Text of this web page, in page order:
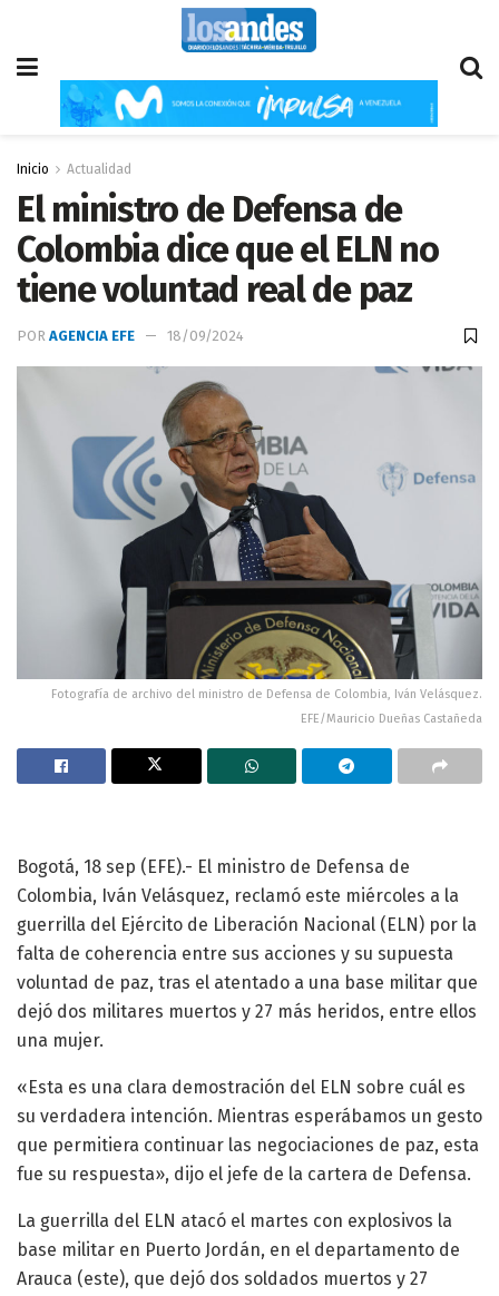
Inicio Actualidad
El ministro de Defensa de
Colombia dice que el ELN no
tiene voluntad real de paz
POR AGENCIA EFE 18/09/2024
Fotografía de archivo del ministro de Defensa de Colombia, Iván Velásquez.
EFE/Mauricio Dueñas Castañeda
Bogotá, 18 sep (EFE).- El ministro de Defensa de
Colombia, Iván Velásquez, reclamó este miércoles a la
guerrilla del Ejército de Liberación Nacional (ELN) por la
falta de coherencia entre sus acciones y su supuesta
voluntad de paz, tras el atentado a una base militar que
dejó dos militares muertos y 27 más heridos, entre ellos
una mujer.
«Esta es una clara demostración del ELN sobre cuál es
su verdadera intención. Mientras esperábamos un gesto
que permitiera continuar las negociaciones de paz, esta
fue su respuesta», dijo el jefe de la cartera de Defensa.
La guerrilla del ELN atacó el martes con explosivos la
base militar en Puerto Jordán, en el departamento de
Arauca (este), que dejó dos soldados muertos y 27